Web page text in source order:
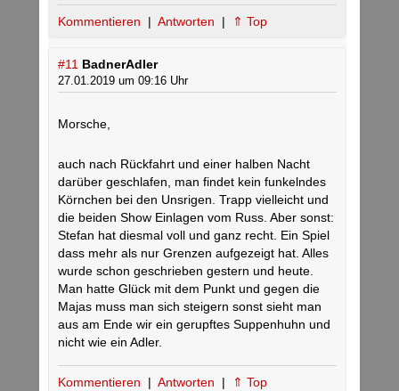
Kommentieren | Antworten | ⇑ Top
#11 BadnerAdler
27.01.2019 um 09:16 Uhr
Morsche,
auch nach Rückfahrt und einer halben Nacht
darüber geschlafen, man findet kein funkelndes
Körnchen bei den Unsrigen. Trapp vielleicht und
die beiden Show Einlagen vom Russ. Aber sonst:
Stefan hat diesmal voll und ganz recht. Ein Spiel
dass mehr als nur Grenzen aufgezeigt hat. Alles
wurde schon geschrieben gestern und heute.
Man hatte Glück mit dem Punkt und gegen die
Majas muss man sich steigern sonst sieht man
aus am Ende wir ein gerupftes Suppenhuhn und
nicht wie ein Adler.
Kommentieren | Antworten | ⇑ Top